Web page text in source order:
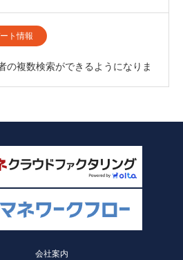
ト情報
の複数検索ができるようになりま
会社案内